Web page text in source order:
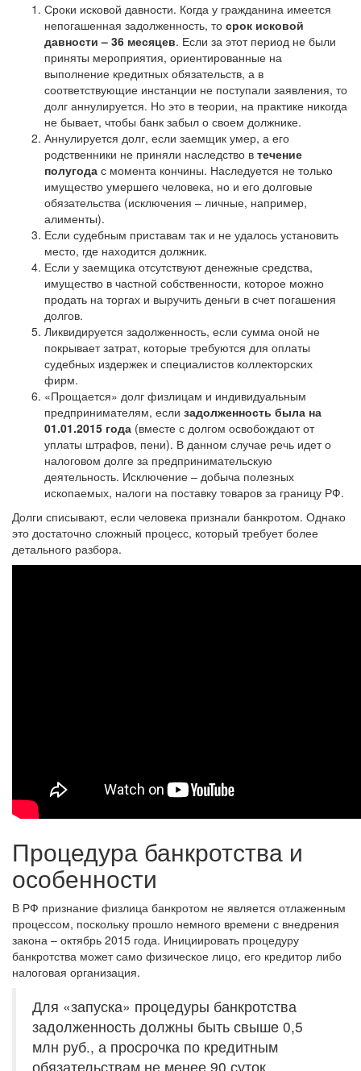
Сроки исковой давности. Когда у гражданина имеется
непогашенная задолженность, то срок исковой
давности – 36 месяцев. Если за этот период не были
приняты мероприятия, ориентированные на
выполнение кредитных обязательств, а в
соответствующие инстанции не поступали заявления, то
долг аннулируется. Но это в теории, на практике никогда
не бывает, чтобы банк забыл о своем должнике.
Аннулируется долг, если заемщик умер, а его
родственники не приняли наследство в течение
полугода с момента кончины. Наследуется не только
имущество умершего человека, но и его долговые
обязательства (исключения – личные, например,
алименты).
Если судебным приставам так и не удалось установить
место, где находится должник.
Если у заемщика отсутствуют денежные средства,
имущество в частной собственности, которое можно
продать на торгах и выручить деньги в счет погашения
долгов.
Ликвидируется задолженность, если сумма оной не
покрывает затрат, которые требуются для оплаты
судебных издержек и специалистов коллекторских
фирм.
«Прощается» долг физлицам и индивидуальным
предпринимателям, если задолженность была на
01.01.2015 года (вместе с долгом освобождают от
уплаты штрафов, пени). В данном случае речь идет о
налоговом долге за предпринимательскую
деятельность. Исключение – добыча полезных
ископаемых, налоги на поставку товаров за границу РФ.
Долги списывают, если человека признали банкротом. Однако
это достаточно сложный процесс, который требует более
детального разбора.
Процедура банкротства и
особенности
В РФ признание физлица банкротом не является отлаженным
процессом, поскольку прошло немного времени с внедрения
закона – октябрь 2015 года. Инициировать процедуру
банкротства может само физическое лицо, его кредитор либо
налоговая организация.
Для «запуска» процедуры банкротства
задолженность должны быть свыше 0,5
млн руб., а просрочка по кредитным
обязательствам не менее 90 суток.